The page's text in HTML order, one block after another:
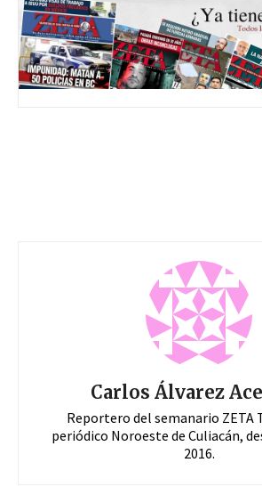
Carlos Álvarez
Reportero del semanario ZETA
periódico Noroeste de Culiacán,
2016.